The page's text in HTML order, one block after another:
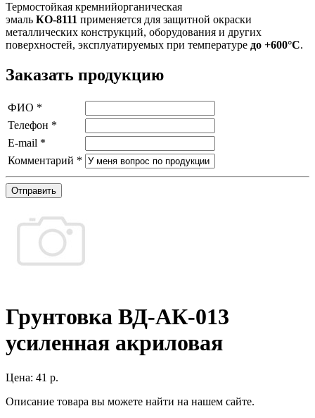
Термостойкая кремнийорганическая
эмаль КО-8111 применяется для защитной окраски
металлических конструкций, оборудования и других
поверхностей, эксплуатируемых при температуре до +600°С.
Заказать продукцию
ФИО *
Телефон *
E-mail *
Комментарий *
Отправить
Грунтовка ВД-АК-013
усиленная акриловая
Цена: 41 р.
Описание товара вы можете найти на нашем сайте.